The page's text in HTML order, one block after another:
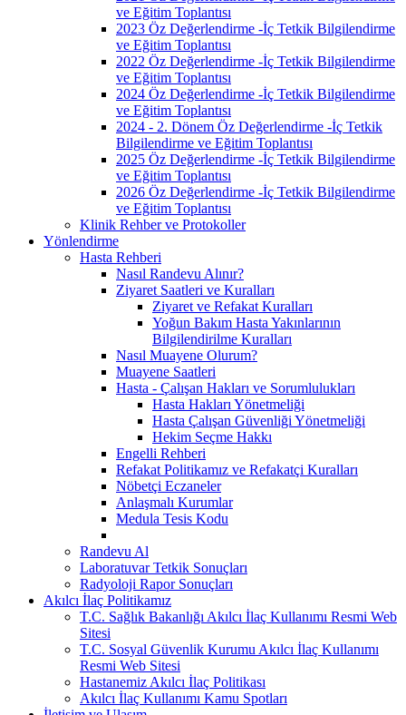
ve Eğitim Toplantısı
2023 Öz Değerlendirme -İç Tetkik Bilgilendirme
ve Eğitim Toplantısı
2022 Öz Değerlendirme -İç Tetkik Bilgilendirme
ve Eğitim Toplantısı
2024 Öz Değerlendirme -İç Tetkik Bilgilendirme
ve Eğitim Toplantısı
2024 - 2. Dönem Öz Değerlendirme -İç Tetkik
Bilgilendirme ve Eğitim Toplantısı
2025 Öz Değerlendirme -İç Tetkik Bilgilendirme
ve Eğitim Toplantısı
2026 Öz Değerlendirme -İç Tetkik Bilgilendirme
ve Eğitim Toplantısı
Klinik Rehber ve Protokoller
Yönlendirme
Hasta Rehberi
Nasıl Randevu Alınır?
Ziyaret Saatleri ve Kuralları
Ziyaret ve Refakat Kuralları
Yoğun Bakım Hasta Yakınlarının
Bilgilendirilme Kuralları
Nasıl Muayene Olurum?
Muayene Saatleri
Hasta - Çalışan Hakları ve Sorumlulukları
Hasta Hakları Yönetmeliği
Hasta Çalışan Güvenliği Yönetmeliği
Hekim Seçme Hakkı
Engelli Rehberi
Refakat Politikamız ve Refakatçi Kuralları
Nöbetçi Eczaneler
Anlaşmalı Kurumlar
Medula Tesis Kodu
Randevu Al
Laboratuvar Tetkik Sonuçları
Radyoloji Rapor Sonuçları
Akılcı İlaç Politikamız
T.C. Sağlık Bakanlığı Akılcı İlaç Kullanımı Resmi Web
Sitesi
T.C. Sosyal Güvenlik Kurumu Akılcı İlaç Kullanımı
Resmi Web Sitesi
Hastanemiz Akılcı İlaç Politikası
Akılcı İlaç Kullanımı Kamu Spotları